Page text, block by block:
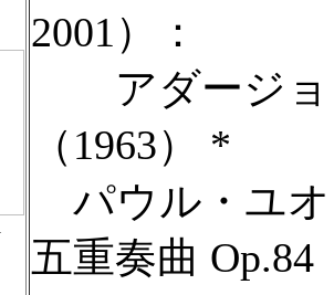
2001）：
アダージョ
（1963） *
パウル・ユオ
五重奏曲 Op.84